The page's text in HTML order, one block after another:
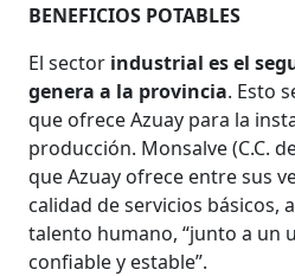
BENEFICIOS POTABLES
El sector industrial es el
genera a la provincia. Esto
que ofrece Azuay para la
producción. Monsalve (C.C.
que Azuay ofrece entre sus
calidad de servicios básicos,
talento humano, “junto a un
confiable y estable”.